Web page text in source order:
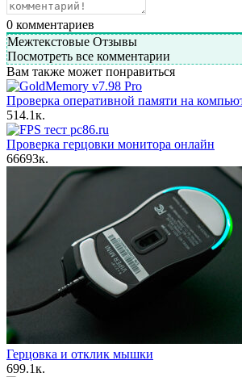
0 комментариев
Межтекстовые Отзывы
Посмотреть все комментарии
Вам также может понравиться
Проверка оперативной памяти на
514.1к.
Проверка герцовки монитора онлайн
66693к.
Герцовка и отклик мышки
699.1к.